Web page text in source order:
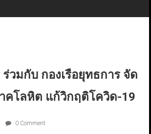
วมกับ กองเรือยุทธการ จัด
คโลหิต แก้วิกฤติโควิด-19
0 Comment